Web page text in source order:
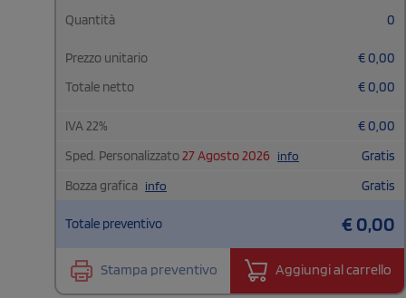
Quantità 0
Prezzo unitario €0,00
Totale netto
€0,00
IVA22% €0,00
Sped. Personalizzato27 Agosto 2026 info
Gratis
Bozza grafica info Gratis
Totale preventivo €0,00
Stampa preventivo Aggiungi al carrello